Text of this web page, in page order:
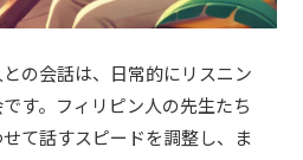
の会話は、日常的にリスニン
す。フィリピン人の先生たち
て話すスピードを調整し、ま